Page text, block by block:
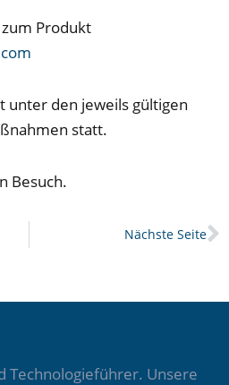
Produkt
unter den jeweils gültigen
statt.
Besuch.
Nächste Seite
Technologieführer. Unsere